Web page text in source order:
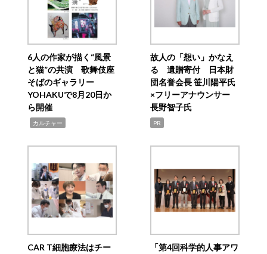
6人の作家が描く“風景
と猫”の共演 歌舞伎座
そばのギャラリー
YOHAKUで8月20日か
ら開催
カルチャー
故人の「想い」かなえ
る 遺贈寄付 日本財
団名誉会長 笹川陽平氏
×フリーアナウンサー
長野智子氏
PR
CAR T細胞療法はチー
「第4回科学的人事アワ